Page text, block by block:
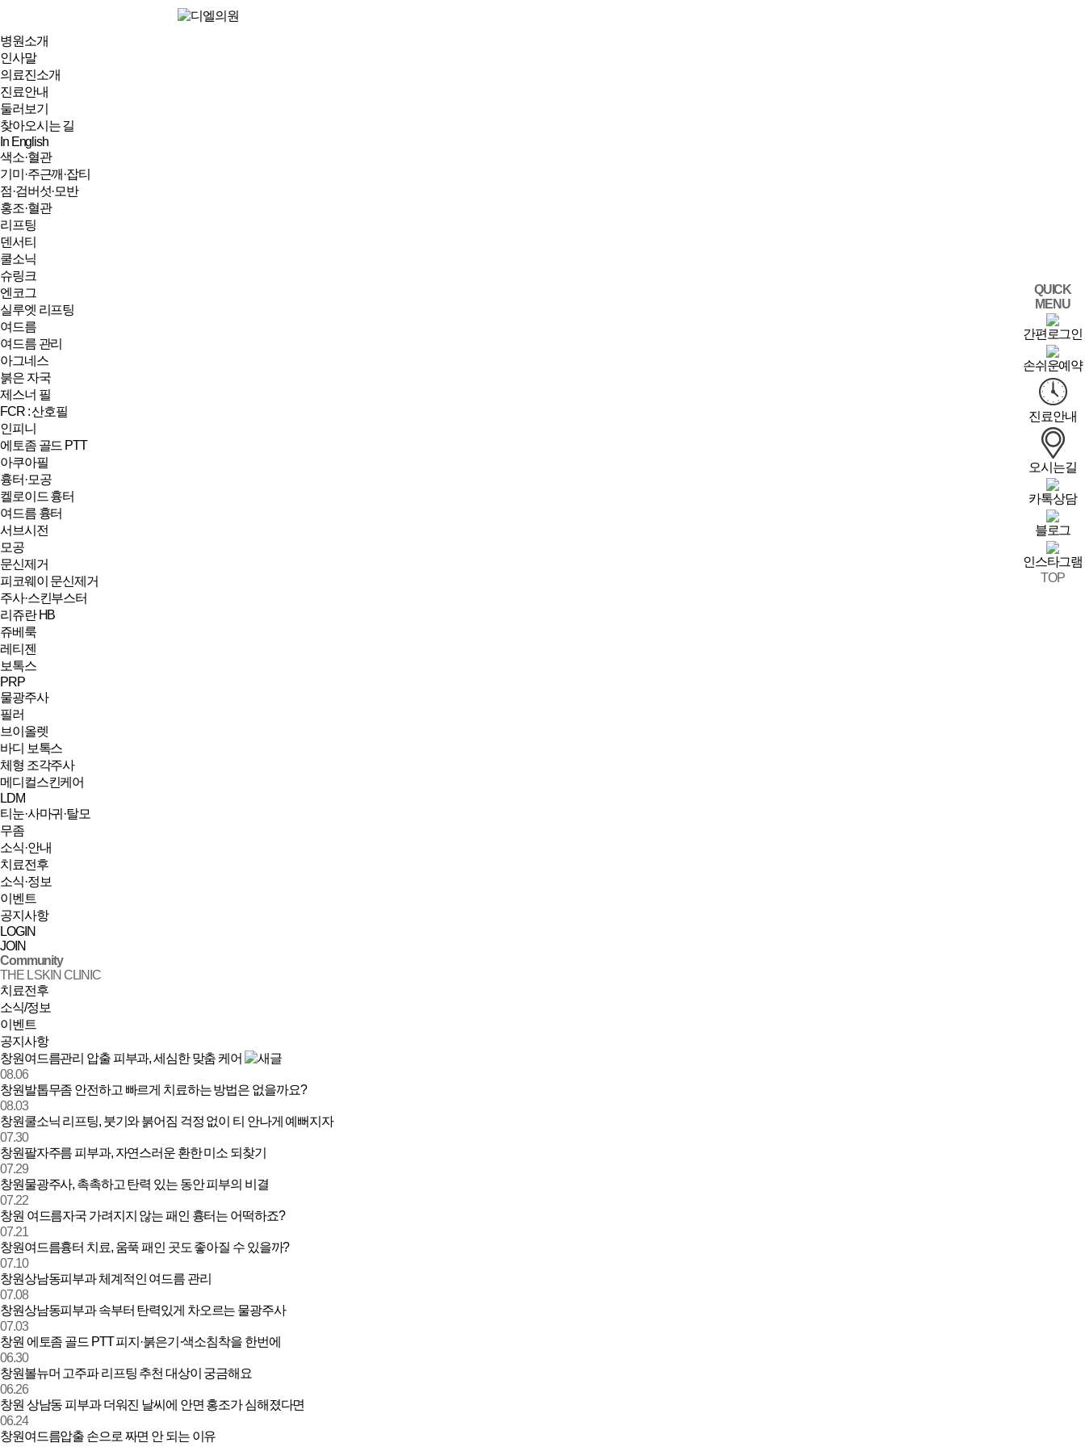
병원소개
인사말
의료진소개
진료안내
둘러보기
찾아오시는 길
In English
색소·혈관
기미·주근깨·잡티
점·검버섯·모반
홍조·혈관
리프팅
덴서티
쿨소닉
슈링크
엔코그
실루엣 리프팅
여드름
여드름 관리
아그네스
붉은 자국
제스너 필
FCR : 산호필
인피니
에토좀 골드 PTT
아쿠아필
흉터·모공
켈로이드 흉터
여드름 흉터
서브시전
모공
문신제거
피코웨이 문신제거
주사·스킨부스터
리쥬란 HB
쥬베룩
레티젠
보톡스
PRP
물광주사
필러
브이올렛
바디 보톡스
체형 조각주사
메디컬스킨케어
LDM
티눈·사마귀·탈모
무좀
소식·안내
치료전후
소식·정보
이벤트
공지사항
LOGIN
JOIN
Community
THE L SKIN CLINIC
치료전후
소식/정보
이벤트
공지사항
소식/정보 | 창원 피부과 디엘의원
창원여드름관리 압출 피부과, 세심한 맞춤 케어
08.06
창원발톱무좀 안전하고 빠르게 치료하는 방법은 없을까요?
08.03
창원쿨소닉 리프팅, 붓기와 붉어짐 걱정 없이 티 안나게 예뻐지자
07.30
창원팔자주름 피부과, 자연스러운 환한 미소 되찾기
07.29
창원물광주사, 촉촉하고 탄력 있는 동안 피부의 비결
07.22
창원 여드름자국 가려지지 않는 패인 흉터는 어떡하죠?
07.21
창원여드름흉터 치료, 움푹 패인 곳도 좋아질 수 있을까?
07.10
창원상남동피부과 체계적인 여드름 관리
07.08
창원상남동피부과 속부터 탄력있게 차오르는 물광주사
07.03
창원 에토좀 골드 PTT 피지·붉은기·색소침착을 한번에
06.30
창원볼뉴머 고주파 리프팅 추천 대상이 궁금해요
06.26
창원 상남동 피부과 더워진 날씨에 안면 홍조가 심해졌다면
06.24
창원여드름압출 손으로 짜면 안 되는 이유
QUICK
MENU
간편로그인
손쉬운예약
진료안내
오시는길
카톡상담
블로그
인스타그램
TOP